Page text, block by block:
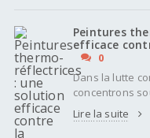
Peintures
efficace
0
Dans la lutte
concentrons
Lire la suite